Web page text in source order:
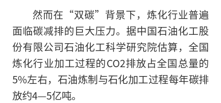
然而在“双碳”背景下，炼化行业普遍
面临碳减排的巨大压力。据中国石油化工股
份有限公司石油化工科学研究院估算，全国
炼化行业加工过程的CO2排放占全国总量的
5%左右，石油炼制与石化加工过程每年碳排
放约4—5亿吨。